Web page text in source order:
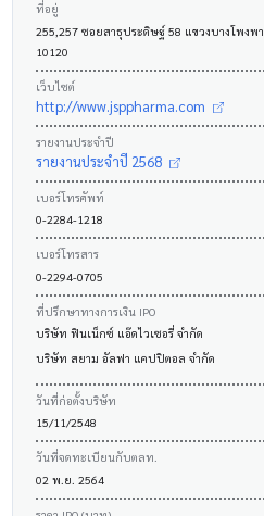
ที่อยู่
255,257 ซอยสาธุประดิษฐ์ 58 แขวงบางโพงพ
10120
เว็บไซต์
http://www.jsppharma.com
รายงานประจำปี
รายงานประจำปี 2568
เบอร์โทรศัพท์
0-2284-1218
เบอร์โทรสาร
0-2294-0705
ที่ปรึกษาทางการเงิน IPO
บริษัท ฟินเน็กซ์ แอ๊ดไวเซอรี่ จำกัด
บริษัท สยาม อัลฟา แคปปิตอล จำกัด
วันที่ก่อตั้งบริษัท
15/11/2548
วันที่จดทะเบียนกับตลท.
02 พ.ย. 2564